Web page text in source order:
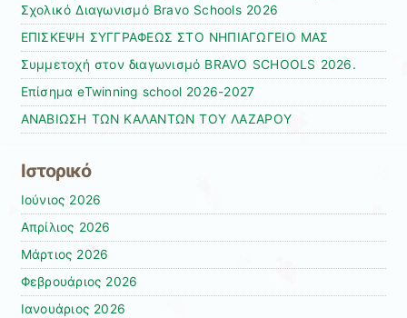
Σχολικό Διαγωνισμό Bravo Schools 2026
ΕΠΙΣΚΕΨΗ ΣΥΓΓΡΑΦΕΩΣ ΣΤΟ ΝΗΠΙΑΓΩΓΕΙΟ ΜΑΣ
Συμμετοχή στον διαγωνισμό BRAVO SCHOOLS 2026.
Επίσημα eTwinning school 2026-2027
ΑΝΑΒΙΩΣΗ ΤΩΝ ΚΑΛΑΝΤΩΝ ΤΟΥ ΛΑΖΑΡΟΥ
Ιστορικό
Ιούνιος 2026
Απρίλιος 2026
Μάρτιος 2026
Φεβρουάριος 2026
Ιανουάριος 2026